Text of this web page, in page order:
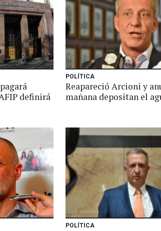
definirá
POLÍTICA
Reapareció Arcioni y
mañana depositan el
POLÍTICA